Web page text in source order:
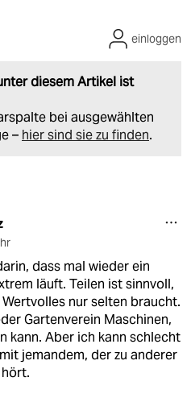
diesem Artikel ist
bei ausgewählten
– hier sind sie zu finden.
einloggen
dass mal wieder ein
läuft. Teilen ist sinnvoll,
nur selten braucht.
Gartenverein Maschinen,
kann. Aber ich kann schlecht
jemandem, der zu anderer